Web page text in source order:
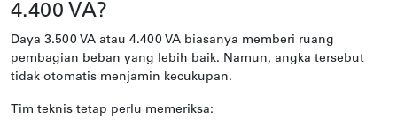
4.400 VA?
Daya 3.500 VA atau 4.400 VA biasanya memberi ruang
pembagian beban yang lebih baik. Namun, angka tersebut
tidak otomatis menjamin kecukupan.
Tim teknis tetap perlu memeriksa: